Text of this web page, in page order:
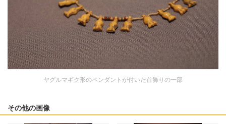
ヤグルマギク形のペンダントが付いた首飾りの一部
その他の画像